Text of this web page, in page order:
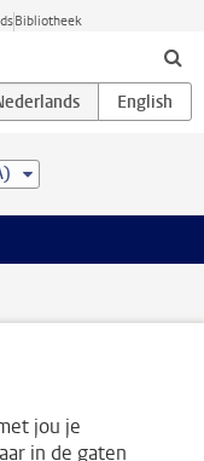
Bibliotheek
jou je
in de gaten